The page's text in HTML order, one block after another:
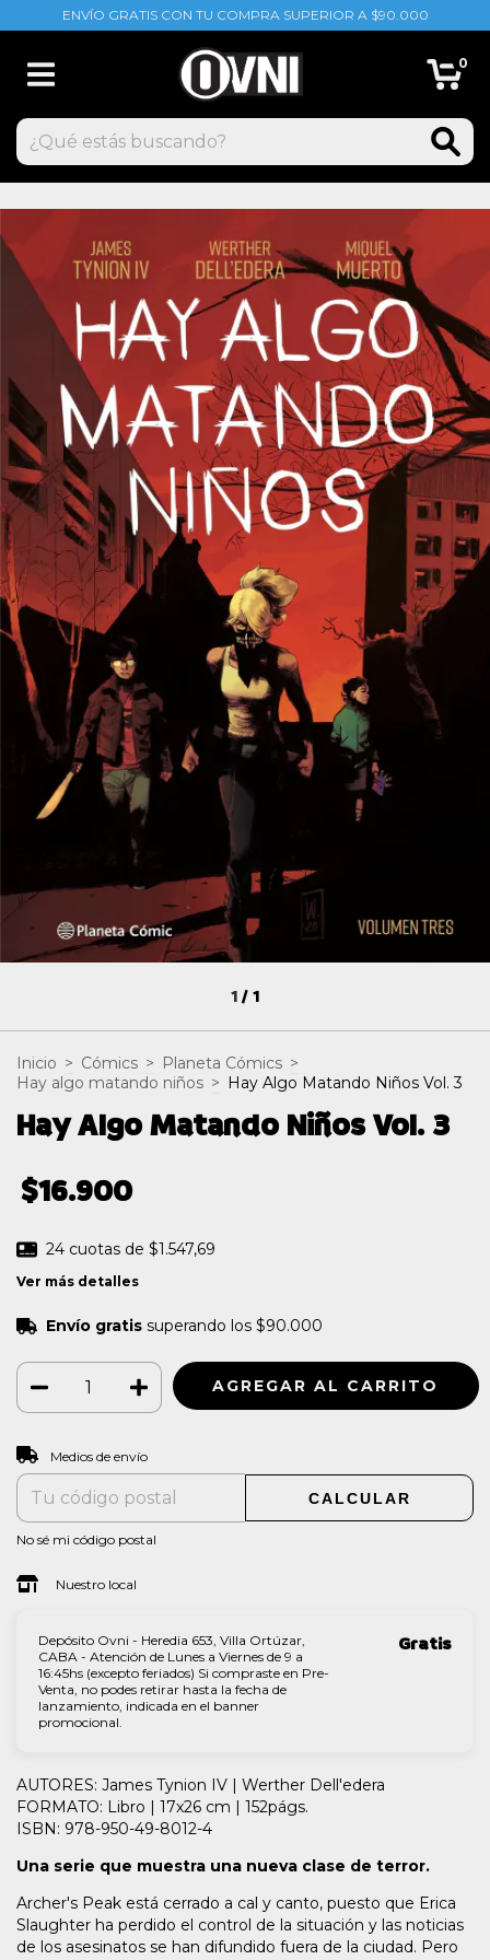
ENVÍO GRATIS CON TU COMPRA SUPERIOR A $90.000
0
1/1
Inicio > Cómics > Planeta Cómics >
Hay algo matando niños > Hay Algo Matando Niños Vol. 3
Hay Algo Matando Niños Vol. 3
$16.900
24 cuotas de $1.547,69
Ver más detalles
Envío gratis superando los $90.000
Entregas para el CP:
Medios de envío
CALCULAR
No sé mi código postal
Nuestro local
Depósito Ovni - Heredia 653, Villa Ortúzar,
CABA - Atención de Lunes a Viernes de 9 a
16:45hs (excepto feriados) Si compraste en Pre-
Venta, no podes retirar hasta la fecha de
lanzamiento, indicada en el banner
promocional.
Gratis
AUTORES: James Tynion IV | Werther Dell'edera
FORMATO: Libro | 17x26 cm | 152págs.
ISBN: 978-950-49-8012-4
Una serie que muestra una nueva clase de terror.
Archer's Peak está cerrado a cal y canto, puesto que Erica
Slaughter ha perdido el control de la situación y las noticias
de los asesinatos se han difundido fuera de la ciudad. Pero